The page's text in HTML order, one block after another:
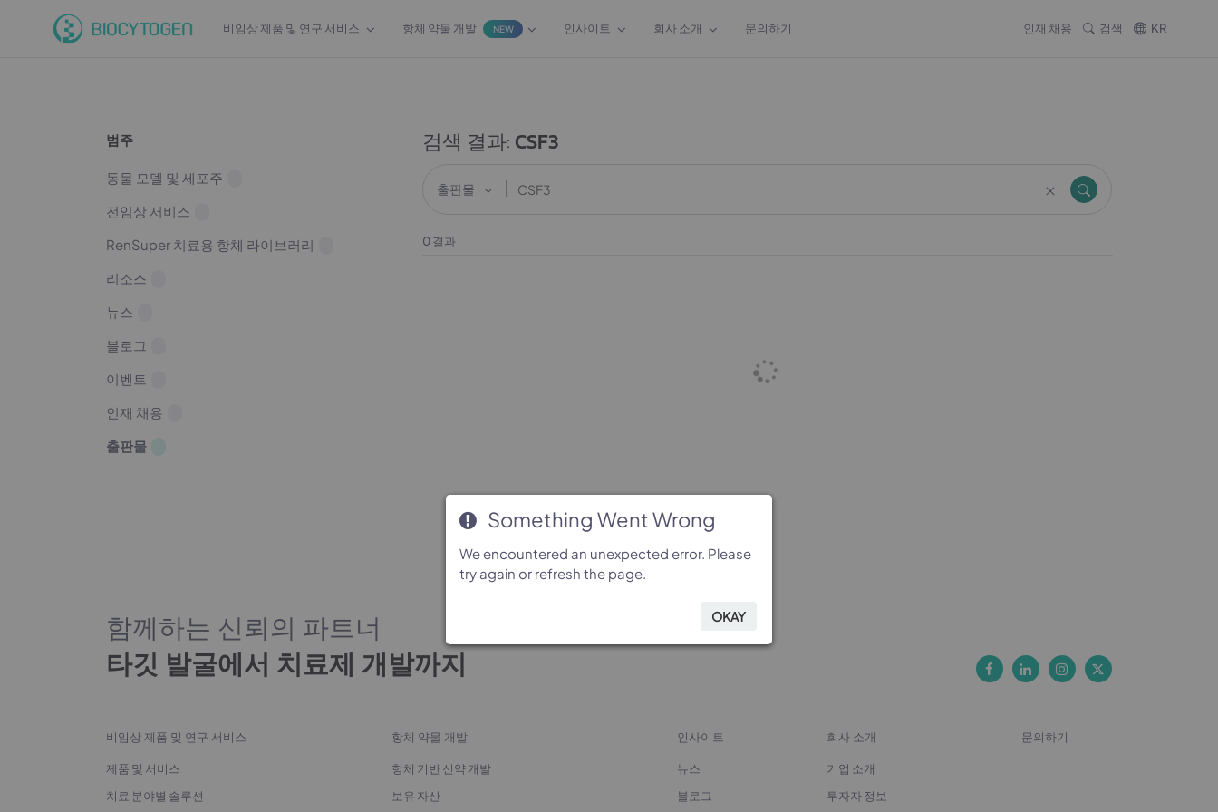
비임상 제품 및 연구 서비스 항체 약물 개발 NEW 인사이트 회사 소개 문의하기 인재 채용 검색 KR
범주
동물 모델 및 세포주
전임상 서비스
RenSuper 치료용 항체 라이브러리
리소스
뉴스
블로그
이벤트
인재 채용
출판물
검색 결과: CSF3
출판물
0결과
함께하는 신뢰의 파트너
타깃 발굴에서 치료제 개발까지
비임상 제품 및 연구 서비스
제품 및 서비스
치료 분야별 솔루션
항체 약물 개발
항체 기반 신약 개발
보유 자산
인사이트
뉴스
블로그
회사 소개
기업 소개
투자자 정보
문의하기
Something Went Wrong
We encountered an unexpected error. Please
try again or refresh the page.
OKAY
Something Went Wrong
We encountered an unexpected error. Please
try again or refresh the page.
OKAY
Something Went Wrong
We encountered an unexpected error. Please
try again or refresh the page.
OKAY
Something Went Wrong
We encountered an unexpected error. Please
try again or refresh the page.
OKAY